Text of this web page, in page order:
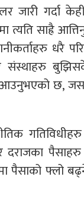
जारी गर्दा
त्यति साह्रै
धरै
संस्थाहरु
आउनुभएको छ,
दराजका
पैसाको फ्लो